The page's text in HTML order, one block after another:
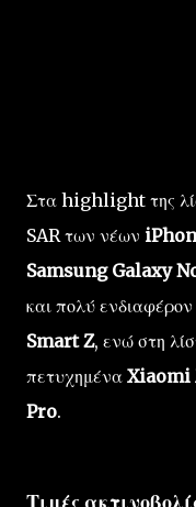
Στα highlight της
SAR των νέων
Samsung Galaxy
και πολύ ενδιαφέρον
Smart Z, ενώ στη
πετυχημένα Xiaomi
Pro.